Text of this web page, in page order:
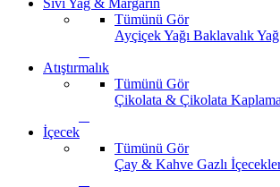
Tümünü Gör
Ayçiçek Yağı Baklavalık Yağ
Atıştırmalık
Tümünü Gör
Çikolata & Çikolata
İçecek
Tümünü Gör
Çay & Kahve Gazlı